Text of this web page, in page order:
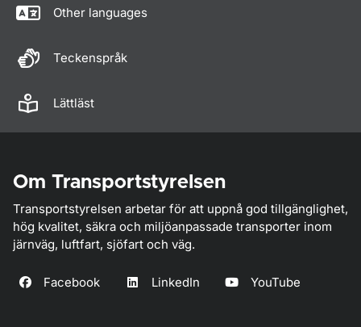
Other languages
Teckenspråk
Lättläst
Om Transportstyrelsen
Transportstyrelsen arbetar för att uppnå god tillgänglighet,
hög kvalitet, säkra och miljöanpassade transporter inom
järnväg, luftfart, sjöfart och väg.
Facebook LinkedIn YouTube